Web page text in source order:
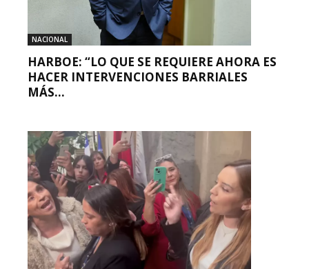
NACIONAL
HARBOE: “LO QUE SE REQUIERE AHORA ES
HACER INTERVENCIONES BARRIALES
MÁS...